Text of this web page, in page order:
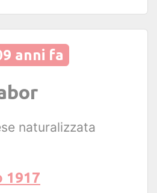
anni fa
naturalizzata
1917